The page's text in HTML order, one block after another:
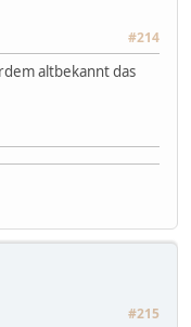
#214
altbekannt das
#215